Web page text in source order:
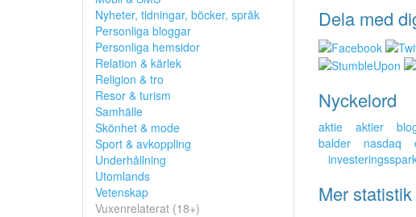
Nyheter, tidningar, böcker, språk
Personliga bloggar
Personliga hemsidor
Relation & kärlek
Religion & tro
Resor & turism
Samhälle
Skönhet & mode
Sport & avkoppling
Underhållning
Utomlands
Vetenskap
Vuxenrelaterat (18+)
Dela med
Nyckelord
aktie aktier
balder
nasdaq
Mer